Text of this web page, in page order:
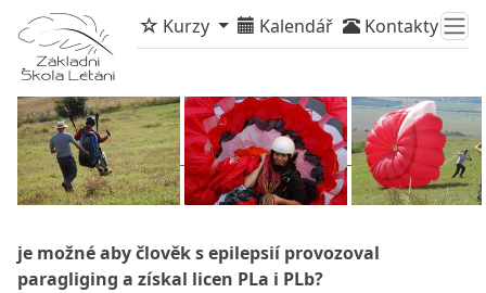
Kurzy Kalendář Kontakty
je možné aby člověk s epilepsií provozoval
paragliging a získal licen PLa i PLb?